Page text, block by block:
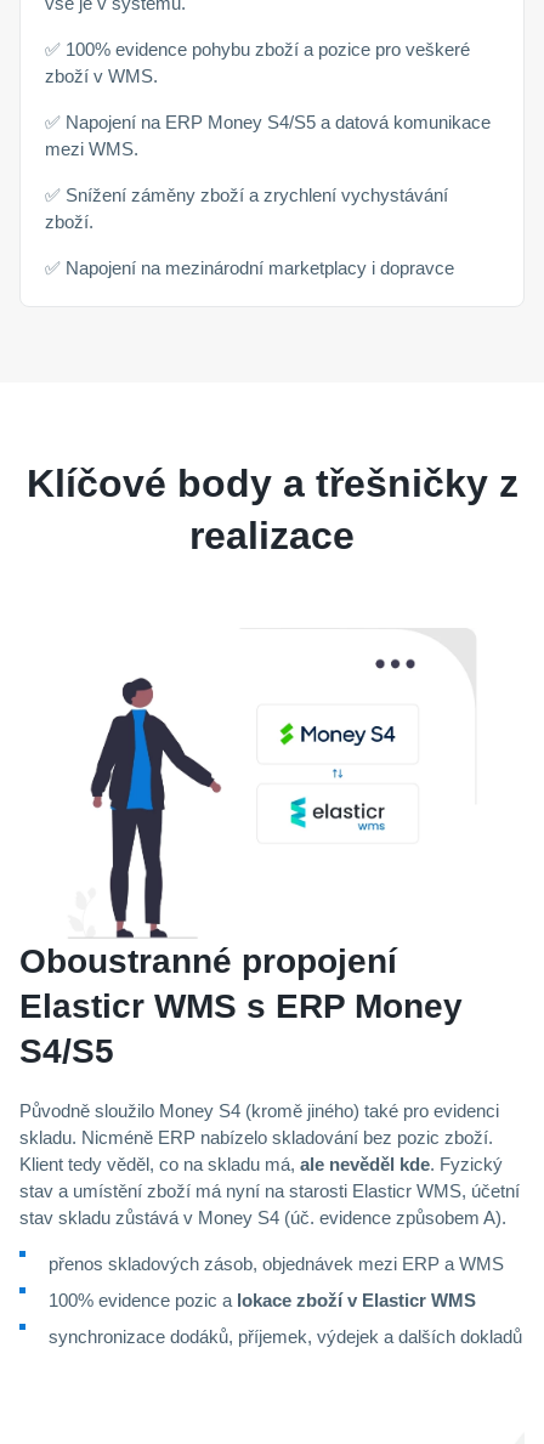
✅ 100% evidence pohybu zboží a pozice pro veškeré
zboží v WMS.
✅ Napojení na ERP Money S4/S5 a datová komunikace
mezi WMS.
✅ Snížení záměny zboží a zrychlení vychystávání
zboží.
✅ Napojení na mezinárodní marketplacy i dopravce
Klíčové body a třešničky z
realizace
Oboustranné propojení
Elasticr WMS s ERP Money
S4/S5
Původně sloužilo Money S4 (kromě jiného) také pro evidenci
skladu. Nicméně ERP nabízelo skladování bez pozic zboží.
Klient tedy věděl, co na skladu má, ale nevěděl kde. Fyzický
stav a umístění zboží má nyní na starosti Elasticr WMS, účetní
stav skladu zůstává v Money S4 (úč. evidence způsobem A).
přenos skladových zásob, objednávek mezi ERP a WMS
100% evidence pozic a lokace zboží v Elasticr WMS
synchronizace dodáků, příjemek, výdejek a dalších dokladů